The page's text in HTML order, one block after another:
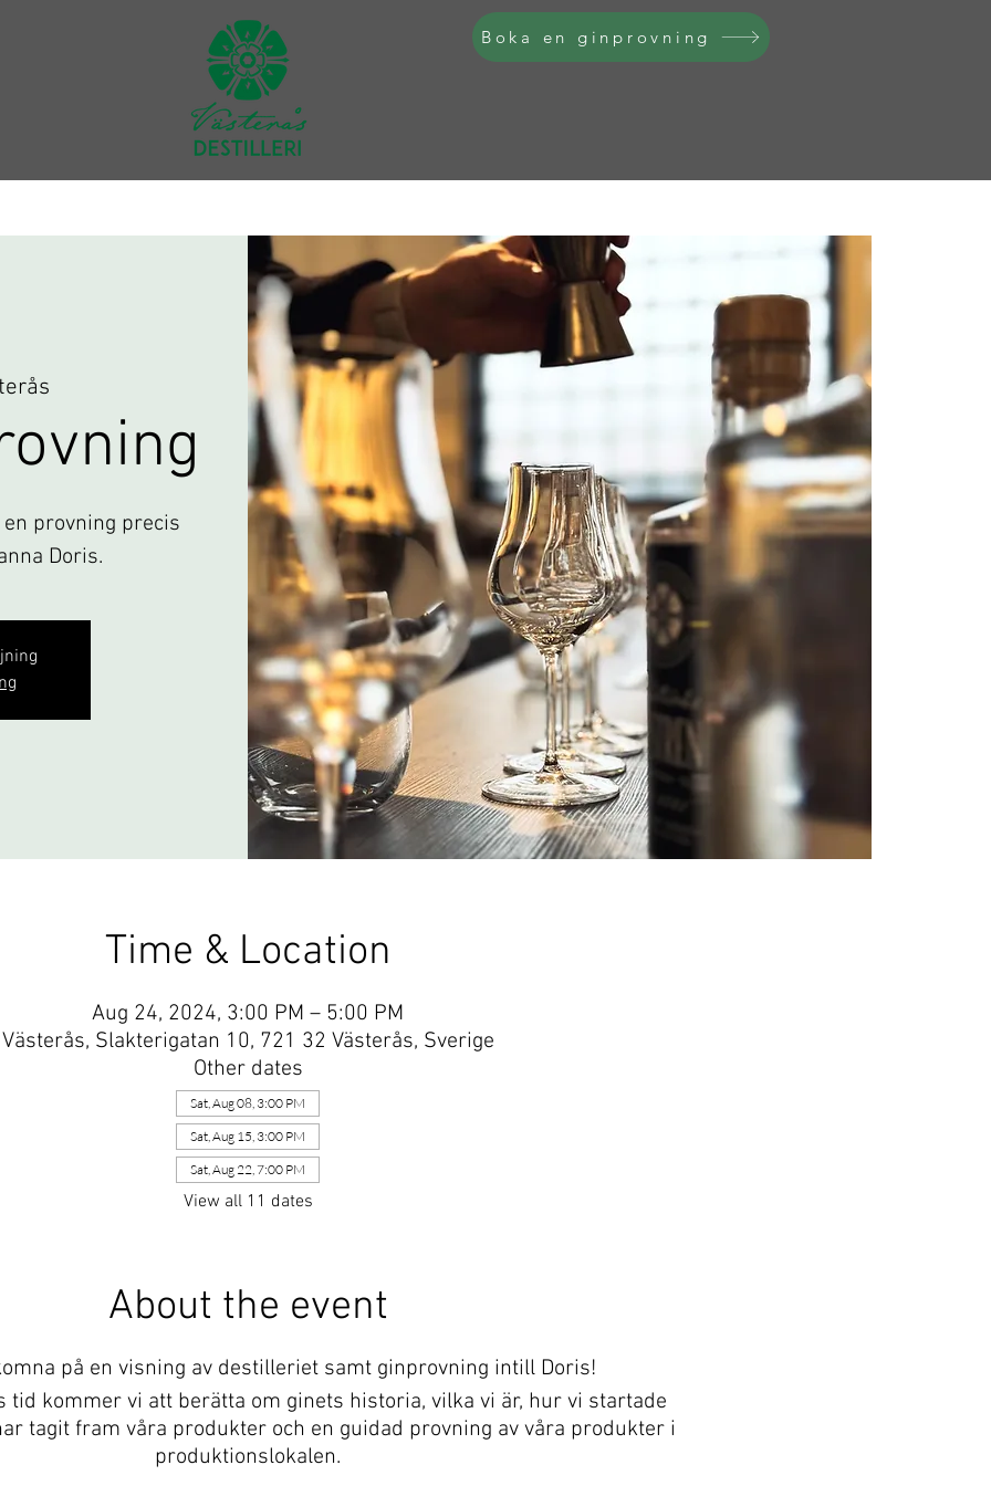
Boka en ginprovning
provning precis
Doris.
Time & Location
Aug 24, 2024, 3:00 PM – 5:00 PM
Västerås, Slakterigatan 10, 721 32 Västerås, Sverige
Other dates
Sat, Aug 08, 3:00 PM
Sat, Aug 15, 3:00 PM
Sat, Aug 22, 7:00 PM
View all 11 dates
About the event
på en visning av destilleriet samt ginprovning intill Doris!
tid kommer vi att berätta om ginets historia, vilka vi är, hur vi startade
tagit fram våra produkter och en guidad provning av våra produkter i
produktionslokalen.